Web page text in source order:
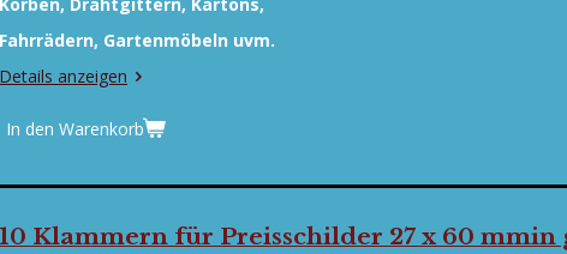
Fahrrädern, Gartenmöbeln uvm.
Details anzeigen
In den Warenkorb
10 Klammern für Preisschilder 27 x 60 mmin